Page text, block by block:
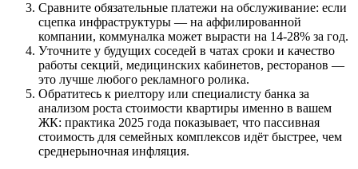
Сравните обязательные платежи на обслуживание: если
сцепка инфраструктуры — на аффилированной
компании, коммуналка может вырасти на 14-28% за год.
Уточните у будущих соседей в чатах сроки и качество
работы секций, медицинских кабинетов, ресторанов —
это лучше любого рекламного ролика.
Обратитесь к риелтору или специалисту банка за
анализом роста стоимости квартиры именно в вашем
ЖК: практика 2025 года показывает, что пассивная
стоимость для семейных комплексов идёт быстрее, чем
среднерыночная инфляция.